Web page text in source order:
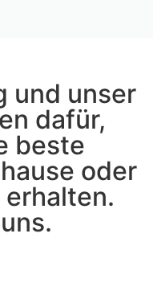
und unser
dafür,
beste
oder